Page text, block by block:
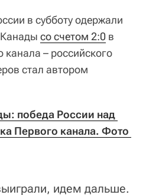
в субботу одержали
со счетом 2:0 в
– российского
стал автором
победа России над
Первого канала. Фото
идем дальше.